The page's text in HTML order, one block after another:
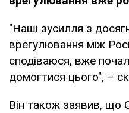
"Наші зусилля з
врегулювання між
сподіваюся, вже
домогтися цього", –
Він також заявив, що